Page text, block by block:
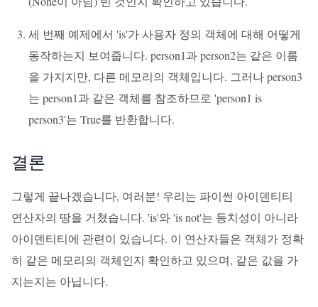
세 번째 예제에서 'is'가 사용자 정의 객체에 대해 어떻게
동작하는지 보여줍니다. person1과 person2는 같은 이름
을 가지지만, 다른 메모리의 객체입니다. 그러나 person3
는 person1과 같은 객체를 참조하므로 'person1 is
person3'는 True를 반환합니다.
결론
그렇게 끝나겠습니다, 여러분! 우리는 파이썬 아이덴티티
연산자의 땅을 거쳤습니다. 'is'와 'is not'는 등치성이 아니라
아이덴티티에 관련이 있습니다. 이 연산자들은 객체가 정확
히 같은 메모리의 객체인지 확인하고 있으며, 같은 값을 가
지는지는 아닙니다.